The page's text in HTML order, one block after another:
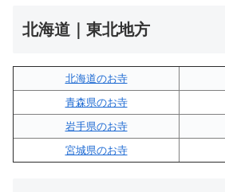
北海道｜東北地方
北海道のお寺
青森県のお寺
岩手県のお寺
宮城県のお寺